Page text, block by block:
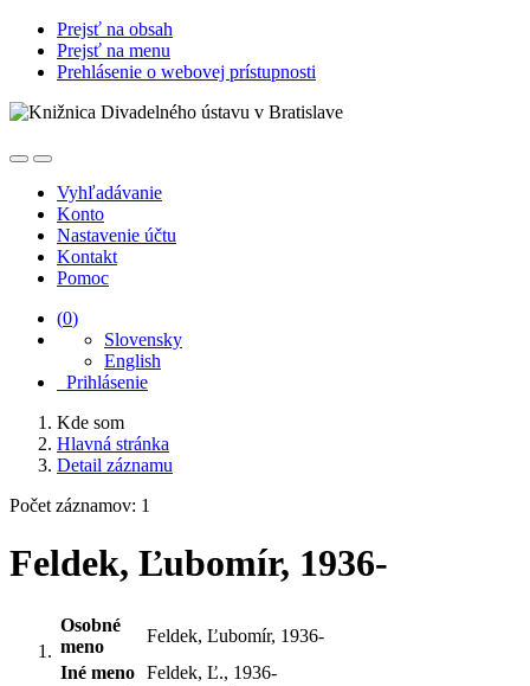
Prejsť na obsah
Prejsť na menu
Prehlásenie o webovej prístupnosti
Vyhľadávanie
Konto
Nastavenie účtu
Kontakt
Pomoc
(0)
Slovensky
English
Prihlásenie
Kde som
Hlavná stránka
Detail záznamu
Počet záznamov: 1
Feldek, Ľubomír, 1936-
Osobné
meno
Feldek, Ľubomír, 1936-
Iné meno Feldek, Ľ., 1936-